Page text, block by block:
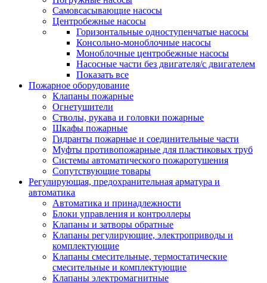
Самовсасывающие насосы
Центробежные насосы
Горизонтальные одноступенчатые насосы
Консольно-моноблочные насосы
Моноблочные центробежные насосы
Насосные части без двигателя/с двигателем
Показать все
Пожарное оборудование
Клапаны пожарные
Огнетушители
Стволы, рукава и головки пожарные
Шкафы пожарные
Гидранты пожарные и соединительные части
Муфты противопожарные для пластиковых труб
Системы автоматического пожаротушения
Сопутствующие товары
Регулирующая, предохранительная арматура и
автоматика
Автоматика и принадлежности
Блоки управления и контроллеры
Клапаны и затворы обратные
Клапаны регулирующие, электроприводы и
комплектующие
Клапаны смесительные, термостатические
смесительные и комплектующие
Клапаны электромагнитные